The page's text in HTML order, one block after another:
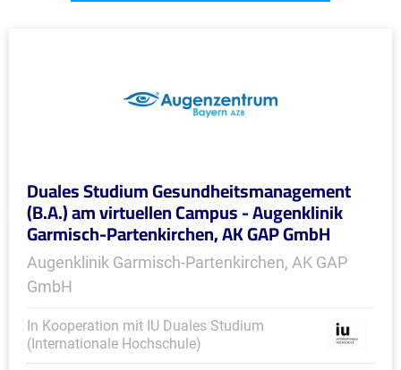
Duales Studium Gesundheitsmanagement
(B.A.) am virtuellen Campus - Augenklinik
Garmisch-Partenkirchen, AK GAP GmbH
Augenklinik Garmisch-Partenkirchen, AK GAP
GmbH
In Kooperation mit IU Duales Studium
(Internationale Hochschule)